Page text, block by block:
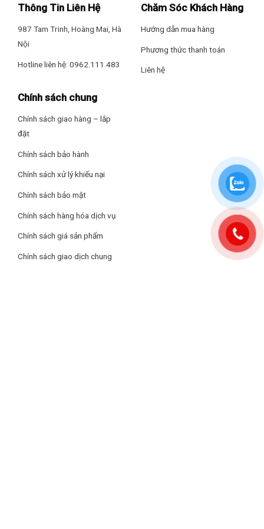
vết nước sốtmà không cần phải giặt tay trước khi cho vào máy
Hệ thống tạo bọt Active Foam
Máy giặt Panasoniccó hệ thống tạo bọt Active Foam sẽ đánh
tan xà phòng thành dạng bọt siêu mịn, thẩm thấu sâu vào từng
những bộ đồ sạch sẽ, thơm tho cho bạn.
Thông Tin Liên Hệ
987 Tam Trinh, Hoàng Mai, Hà
Nội
Hotline liên hệ: 0962.111.483
Chăm Sóc Khách Hàng
Hướng dẫn mua hàng
Phương thức thanh toán
Liên hệ
Chính sách chung
Chính sách giao hàng – lắp
đặt
Chính sách bảo hành
Chính sách xử lý khiếu nại
Chính sách bảo mật
Chính sách hàng hóa dịch vụ
Chính sách giá sản phẩm
Chính sách giao dịch chung